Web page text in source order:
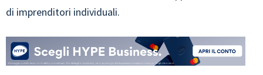
di imprenditori individuali.